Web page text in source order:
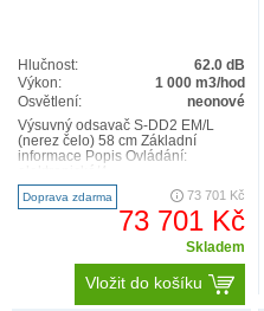
Hlučnost:
62.0 dB
Výkon:
1 000 m3/hod
Osvětlení:
neonové
Výsuvný odsavač S-DD2 EM/L
(nerez čelo) 58 cm Základní
informace Popis Ovládání:
stupně/osvětlení/ochrana při
zajíždění/časovač/..
Doprava zdarma 73 701 Kč
73 701 Kč
Skladem
Vložit do košíku